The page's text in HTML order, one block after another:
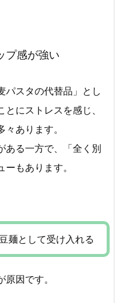
プ感が強い
パスタの代替品」とし
にストレスを感じ、
あります。
ある一方で、「全く別
もあります。
麺として受け入れる
因です。